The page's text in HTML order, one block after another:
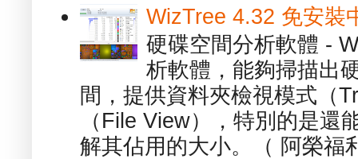
WizTree 4.32 免安裝
硬碟空間分析軟體 -
析軟體，能夠掃描出
間，提供資料夾檢視模式（
（File View），特別的是還
解其佔用的大小。（ 阿榮福